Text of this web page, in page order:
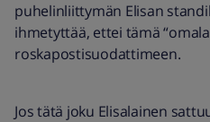
puhelinliittymän Elisan
ihmetyttää, ettei tämä
roskapostisuodattimeen.
Jos tätä joku Elisalainen